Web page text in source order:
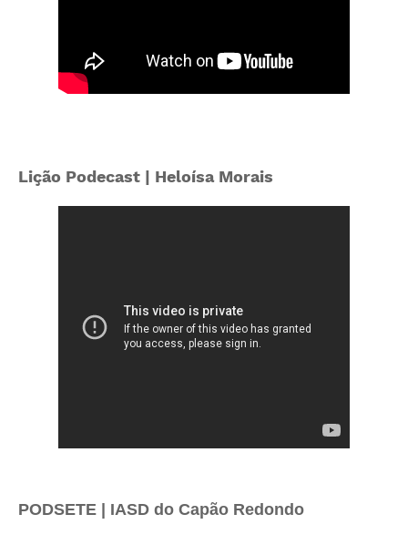
Lição Podecast | Heloísa Morais
PODSETE | IASD do Capão Redondo